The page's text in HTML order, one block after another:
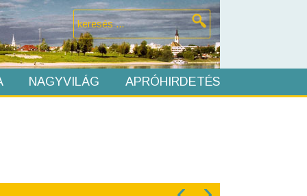
NAGYVILÁG APRÓHIRDETÉS